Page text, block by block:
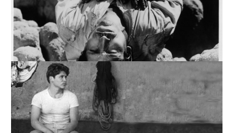
LA FÓRMULA SECRETA (MEDIOMETRAJE), ARCHIVO DDCM